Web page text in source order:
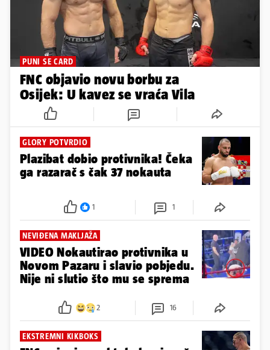
PUNI SE CARD
FNC objavio novu borbu za
Osijek: U kavez se vraća Vila
GLORY POTVRDIO
Plazibat dobio protivnika! Čeka
ga razarač s čak 37 nokauta
1 1
NEVIĐENA MAKLJAŽA
VIDEO Nokautirao protivnika u
Novom Pazaru i slavio pobjedu.
Nije ni slutio što mu se sprema
2 16
EKSTREMNI KIKBOKS